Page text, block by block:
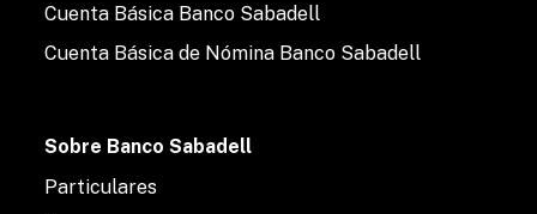
Cuenta Básica Banco Sabadell
Cuenta Básica de Nómina Banco Sabadell
Sobre Banco Sabadell
Particulares